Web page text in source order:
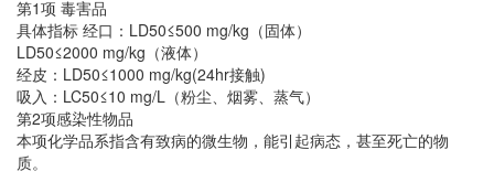
第1项 毒害品
具体指标 经口：LD50≤500 mg/kg（固体）
LD50≤2000 mg/kg（液体）
经皮：LD50≤1000 mg/kg(24hr接触)
吸入：LC50≤10 mg/L（粉尘、烟雾、蒸气）
第2项感染性物品
本项化学品系指含有致病的微生物，能引起病态，甚至死亡的物
质。